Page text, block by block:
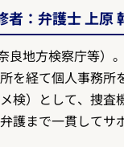
者：弁護士 上原
良地方検察庁等）
を経て個人事務所
検）として、捜査
護まで一貫してサ